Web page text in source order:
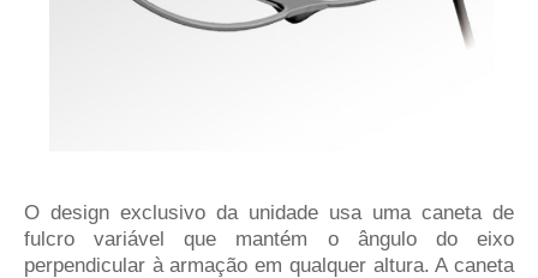
O design exclusivo da unidade usa uma caneta de
fulcro variável que mantém o ângulo do eixo
perpendicular à armação em qualquer altura. A caneta